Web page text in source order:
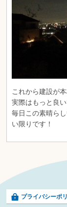
これから建設が
実際はもっと良い
毎日この素晴ら
い限りです！
プライバシーポ